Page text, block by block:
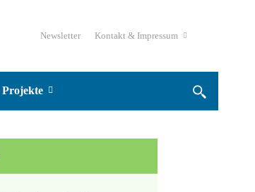
Newsletter Kontakt & Impressum
Projekte